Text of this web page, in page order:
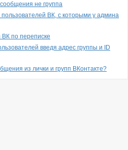
не группа
ВК, с которыми у админа
по переписке
введя адрес группы и ID
из лички и групп ВКонтакте?